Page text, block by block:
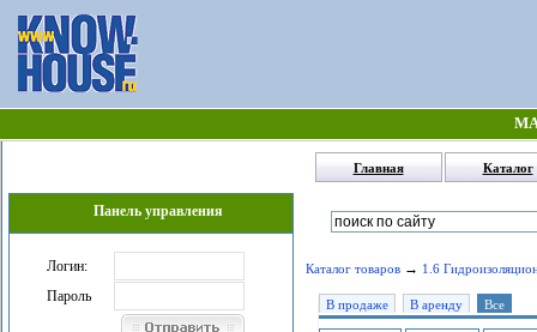
Главная Каталог
Панель управления
Логин:
Пароль
Каталог товаров→ 1.6
В продаже В аренду Все